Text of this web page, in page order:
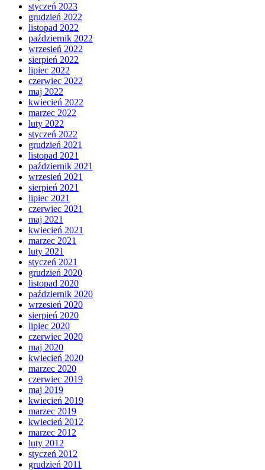
styczeń 2023
grudzień 2022
listopad 2022
październik 2022
wrzesień 2022
sierpień 2022
lipiec 2022
czerwiec 2022
maj 2022
kwiecień 2022
marzec 2022
luty 2022
styczeń 2022
grudzień 2021
listopad 2021
październik 2021
wrzesień 2021
sierpień 2021
lipiec 2021
czerwiec 2021
maj 2021
kwiecień 2021
marzec 2021
luty 2021
styczeń 2021
grudzień 2020
listopad 2020
październik 2020
wrzesień 2020
sierpień 2020
lipiec 2020
czerwiec 2020
maj 2020
kwiecień 2020
marzec 2020
czerwiec 2019
maj 2019
kwiecień 2019
marzec 2019
kwiecień 2012
marzec 2012
luty 2012
styczeń 2012
grudzień 2011